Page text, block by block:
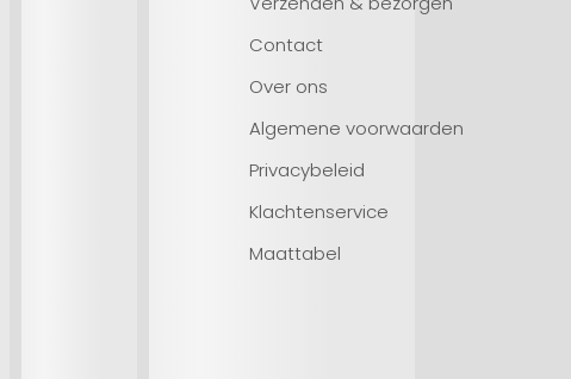
Contact
Over ons
Algemene voorwaarden
Privacybeleid
Klachtenservice
Maattabel